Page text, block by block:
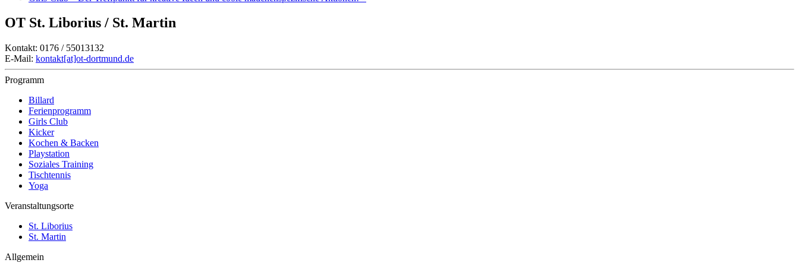
OT St. Liborius / St. Martin
Kontakt: 0176 / 55013132
E-Mail: kontakt[at]ot-dortmund.de
Programm
Billard
Ferienprogramm
Girls Club
Kicker
Kochen & Backen
Playstation
Soziales Training
Tischtennis
Yoga
Veranstaltungsorte
St. Liborius
St. Martin
Allgemein